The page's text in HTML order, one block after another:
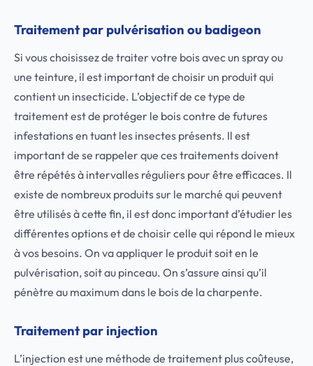
Traitement par pulvérisation ou badigeon
Si vous choisissez de traiter votre bois avec un spray ou
une teinture, il est important de choisir un produit qui
contient un insecticide. L’objectif de ce type de
traitement est de protéger le bois contre de futures
infestations en tuant les insectes présents. Il est
important de se rappeler que ces traitements doivent
être répétés à intervalles réguliers pour être efficaces. Il
existe de nombreux produits sur le marché qui peuvent
être utilisés à cette fin, il est donc important d’étudier les
différentes options et de choisir celle qui répond le mieux
à vos besoins. On va appliquer le produit soit en le
pulvérisation, soit au pinceau. On s’assure ainsi qu’il
pénètre au maximum dans le bois de la charpente.
Traitement par injection
L’injection est une méthode de traitement plus coûteuse,